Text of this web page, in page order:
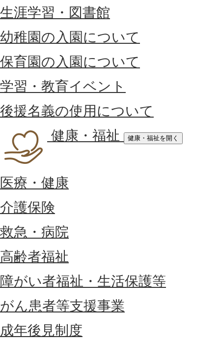
生涯学習・図書館
幼稚園の入園について
保育園の入園について
学習・教育イベント
後援名義の使用について
健康・福祉
健康・福祉を開く
医療・健康
介護保険
救急・病院
高齢者福祉
障がい者福祉・生活保護等
がん患者等支援事業
成年後見制度